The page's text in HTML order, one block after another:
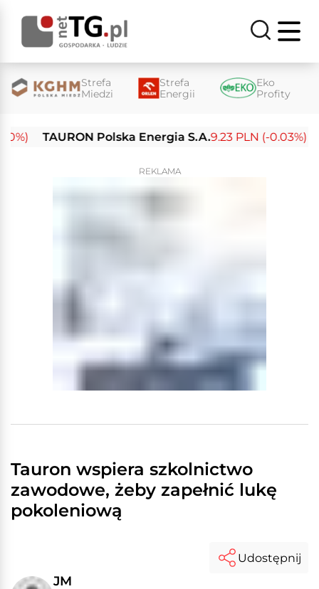
Strefa
Miedzi
Strefa
Energii
Eko
Profity
TAURON Polska Energia S.A. 9.23 PLN (-0.03%)
REKLAMA
Tauron wspiera szkolnictwo
zawodowe, żeby zapełnić lukę
pokoleniową
JM
Udostępnij